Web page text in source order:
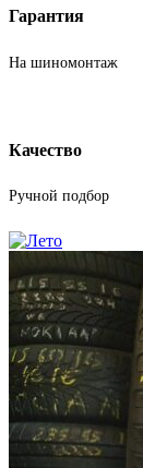
Гарантия
На шиномонтаж
Качество
Ручной подбор